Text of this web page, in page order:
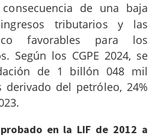
de una baja
tributarios y las
favorables para los
Según los CGPE 2024, se
de 1 billón 048 mil
derivado del petróleo, 24%
en la LIF de 2012 a